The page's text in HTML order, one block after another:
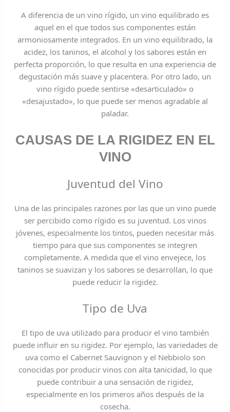
A diferencia de un vino rígido, un vino equilibrado es
aquel en el que todos sus componentes están
armoniosamente integrados. En un vino equilibrado, la
acidez, los taninos, el alcohol y los sabores están en
perfecta proporción, lo que resulta en una experiencia de
degustación más suave y placentera. Por otro lado, un
vino rígido puede sentirse «desarticulado» o
«desajustado», lo que puede ser menos agradable al
paladar.
CAUSAS DE LA RIGIDEZ EN EL
VINO
Juventud del Vino
Una de las principales razones por las que un vino puede
ser percibido como rígido es su juventud. Los vinos
jóvenes, especialmente los tintos, pueden necesitar más
tiempo para que sus componentes se integren
completamente. A medida que el vino envejece, los
taninos se suavizan y los sabores se desarrollan, lo que
puede reducir la rigidez.
Tipo de Uva
El tipo de uva utilizado para producir el vino también
puede influir en su rigidez. Por ejemplo, las variedades de
uva como el Cabernet Sauvignon y el Nebbiolo son
conocidas por producir vinos con alta tanicidad, lo que
puede contribuir a una sensación de rigidez,
especialmente en los primeros años después de la
cosecha.